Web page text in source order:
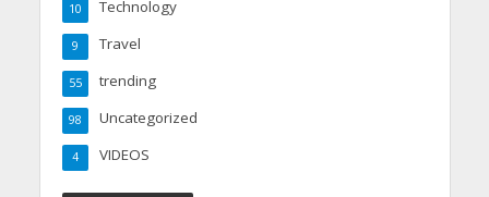
Technology
10
Travel
9
trending
55
Uncategorized
98
VIDEOS
4